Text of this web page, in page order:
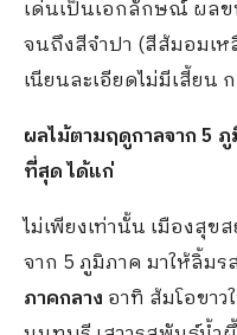
เด่นเป็นเอกลักษณ์ ผลข
จนถึงสีจำปา (สีส้มอมเ
เนียนละเอียดไม่มีเสี้ย
ผลไม้ตามฤดูกาลจาก5 ภู
ที่สุด ได้แก่
ไม่เพียงเท่านั้น เมืองสุ
จาก 5 ภูมิภาค มาให้ลิ้ม
ภาคกลาง อาทิ ส้มโอขา